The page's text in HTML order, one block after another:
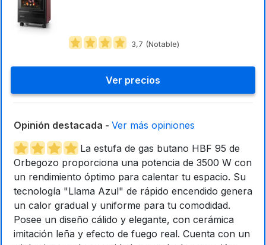
3,7 (Notable)
Ver precios
Opinión destacada - Ver más opiniones
La estufa de gas butano HBF 95 de
Orbegozo proporciona una potencia de 3500 W con
un rendimiento óptimo para calentar tu espacio. Su
tecnología "Llama Azul" de rápido encendido genera
un calor gradual y uniforme para tu comodidad.
Posee un diseño cálido y elegante, con cerámica
imitación leña y efecto de fuego real. Cuenta con un